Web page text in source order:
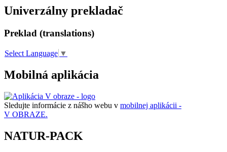
Univerzálny prekladač
Preklad (translations)
Select Language ▼
Mobilná aplikácia
Sledujte informácie z nášho webu v mobilnej aplikácii -
V OBRAZE.
NATUR-PACK